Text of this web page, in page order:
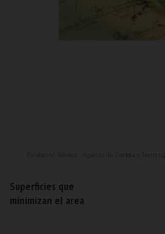
Superficies que
minimizan el area